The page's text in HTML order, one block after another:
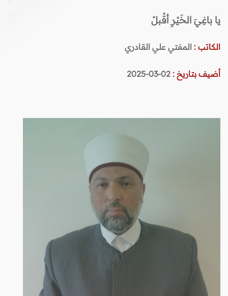
يا باغِيَ الخَيْرِ أقْبلْ
الكاتب : المفتي علي القادري
أضيف بتاريخ : 02-03-2025